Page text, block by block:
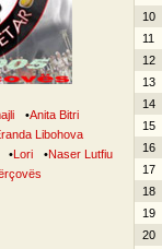
•Anita Bitri
Libohova
•Lori •Naser Lutfiu
10
11
12
13
14
15
16
17
18
19
20